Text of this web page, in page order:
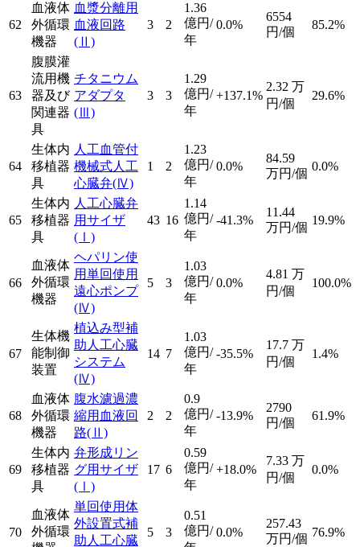
62
血液体
外循環
機器
血漿分離用
血液回路
(Ⅱ)
3 2
1.36
億円/
年
0.0%
6554
円/個
85.2%
63
腹膜灌
流用機
器及び
関連器
具
チタニウム
アダプタ
(Ⅲ)
3 3
1.29
億円/
年
+137.1%
2.32 万
円/個
29.6%
64
生体内
移植器
具
人工血管付
機械式人工
心臓弁(Ⅳ)
1 2
1.23
億円/
年
0.0%
84.59
万円/個
0.0%
65
生体内
移植器
具
人工心臓弁
用サイザ
(Ⅰ)
43 16
1.14
億円/
年
-41.3%
11.44
万円/個
19.9%
66
血液体
外循環
機器
ヘパリン使
用単回使用
遠心ポンプ
(Ⅳ)
5 3
1.03
億円/
年
0.0%
4.81 万
円/個
100.0%
67
生体機
能制御
装置
植込み型補
助人工心臓
システム
(Ⅳ)
14 7
1.03
億円/
年
-35.5%
17.7 万
円/個
1.4%
68
血液体
外循環
機器
腹水濾過濃
縮用血液回
路(Ⅱ)
2 2
0.9
億円/
年
-13.9%
2790
円/個
61.9%
69
生体内
移植器
具
弁形成リン
グ用サイザ
(Ⅰ)
17 6
0.59
億円/
年
+18.0%
7.33 万
円/個
0.0%
70
血液体
外循環
単回使用体
外設置式補
助人工心臓
5 3
0.51
億円/ 0.0%
257.43
万円/個 76.9%